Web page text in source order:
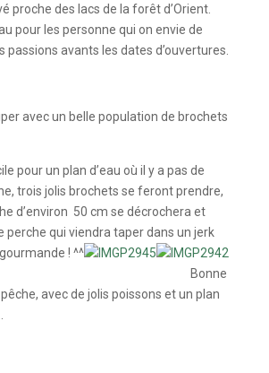
proche des lacs de la forêt d’Orient.
pour les personne qui on envie de
passions avants les dates d’ouvertures.
avec un belle population de brochets
pour un plan d’eau où il y a pas de
trois jolis brochets se feront prendre,
d’environ 50 cm se décrochera et
perche qui viendra taper dans un jerk
! ^^
Bonne
avec de jolis poissons et un plan